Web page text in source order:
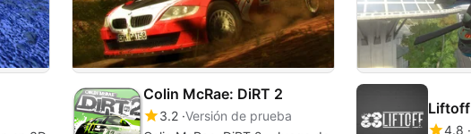
Colin McRae: DiRT 2
3.2 Versión de prueba
Liftoff
4.8